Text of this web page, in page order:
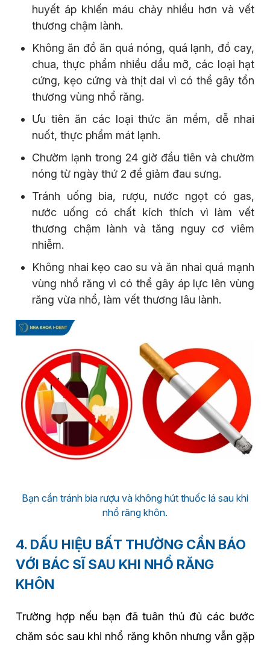
huyết áp khiến máu chảy nhiều hơn và vết
thương chậm lành.
Không ăn đồ ăn quá nóng, quá lạnh, đồ cay,
chua, thực phẩm nhiều dầu mỡ, các loại hạt
cứng, kẹo cứng và thịt dai vì có thể gây tổn
thương vùng nhổ răng.
Ưu tiên ăn các loại thức ăn mềm, dễ nhai
nuốt, thực phẩm mát lạnh.
Chườm lạnh trong 24 giờ đầu tiên và chườm
nóng từ ngày thứ 2 để giảm đau sưng.
Tránh uống bia, rượu, nước ngọt có gas,
nước uống có chất kích thích vì làm vết
thương chậm lành và tăng nguy cơ viêm
nhiễm.
Không nhai kẹo cao su và ăn nhai quá mạnh
vùng nhổ răng vì có thể gây áp lực lên vùng
răng vừa nhổ, làm vết thương lâu lành.
Bạn cần tránh bia rượu và không hút thuốc lá sau khi
nhổ răng khôn.
4. DẤU HIỆU BẤT THƯỜNG CẦN BÁO
VỚI BÁC SĨ SAU KHI NHỔ RĂNG
KHÔN
Trường hợp nếu bạn đã tuân thủ đủ các bước
chăm sóc sau khi nhổ răng khôn nhưng vẫn gặp